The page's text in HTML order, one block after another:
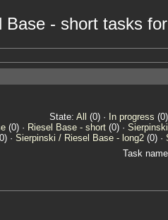
Base - short tasks
State: All (0) · In progress
(0) · Riesel Base - short(0) ·
· Sierpinski / Riesel Base - long2(0) ·
Task